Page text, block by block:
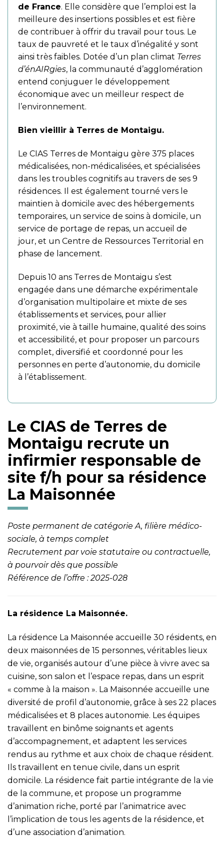
de France. Elle considère que l’emploi est la
meilleure des insertions possibles et est fière
de contribuer à offrir du travail pour tous. Le
taux de pauvreté et le taux d’inégalité y sont
ainsi très faibles. Dotée d’un plan climat Terres
d’énAIRgies, la communauté d’agglomération
entend conjuguer le développement
économique avec un meilleur respect de
l’environnement.
Bien vieillir à Terres de Montaigu.
Le CIAS Terres de Montaigu gère 375 places
médicalisées, non-médicalisées, et spécialisées
dans les troubles cognitifs au travers de ses 9
résidences. Il est également tourné vers le
maintien à domicile avec des hébergements
temporaires, un service de soins à domicile, un
service de portage de repas, un accueil de
jour, et un Centre de Ressources Territorial en
phase de lancement.
Depuis 10 ans Terres de Montaigu s’est
engagée dans une démarche expérimentale
d’organisation multipolaire et mixte de ses
établissements et services, pour allier
proximité, vie à taille humaine, qualité des soins
et accessibilité, et pour proposer un parcours
complet, diversifié et coordonné pour les
personnes en perte d’autonomie, du domicile
à l’établissement.
Le CIAS de Terres de
Montaigu recrute un
infirmier responsable de
site f/h pour sa résidence
La Maisonnée
Poste permanent de catégorie A, filière médico-
sociale, à temps complet
Recrutement par voie statutaire ou contractuelle,
à pourvoir dès que possible
Référence de l’offre : 2025-028
La résidence La Maisonnée.
La résidence La Maisonnée accueille 30 résidents, en
deux maisonnées de 15 personnes, véritables lieux
de vie, organisés autour d’une pièce à vivre avec sa
cuisine, son salon et l’espace repas, dans un esprit
« comme à la maison ». La Maisonnée accueille une
diversité de profil d’autonomie, grâce à ses 22 places
médicalisées et 8 places autonomie. Les équipes
travaillent en binôme soignants et agents
d’accompagnement, et adaptent les services
rendus au rythme et aux choix de chaque résident.
Ils travaillent en tenue civile, dans un esprit
domicile. La résidence fait partie intégrante de la vie
de la commune, et propose un programme
d’animation riche, porté par l’animatrice avec
l’implication de tous les agents de la résidence, et
d’une association d’animation.